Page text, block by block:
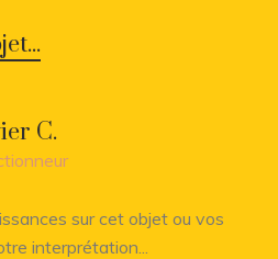
C.
sur cet objet ou vos
interprétation...